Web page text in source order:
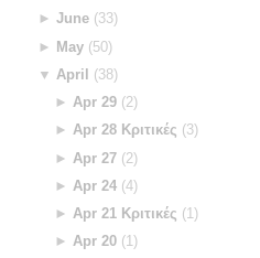
► June(33)
► May(50)
▼ April
(38)
►Apr 29 (2)
►Apr 28 Κριτικές (3)
► Apr 27 (2)
► Apr 24 (4)
►Apr 21 Κριτικές (1)
►Apr 20 (1)